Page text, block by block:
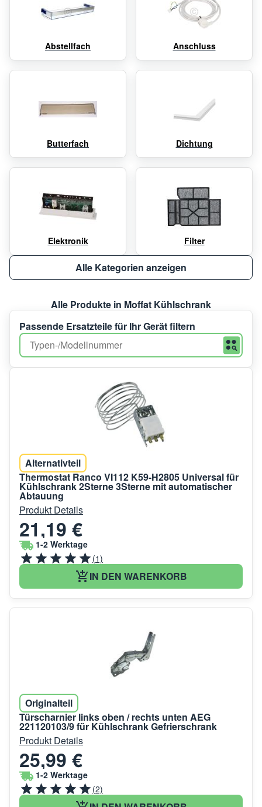
Abstellfach Anschluss
Butterfach Dichtung
Elektronik Filter
Alle Kategorien anzeigen
Alle Produkte in Moffat Kühlschrank
Passende Ersatzteile für Ihr Gerät filtern
Alternativteil
Thermostat Ranco VI112 K59-H2805 Universal für
Kühlschrank 2Sterne 3Sterne mit automatischer
Abtauung
Produkt Details
21,19 €
1-2 Werktage
(1)
IN DEN WARENKORB
Originalteil
Türscharnier links oben / rechts unten AEG
221120103/9 für Kühlschrank Gefrierschrank
Produkt Details
25,99 €
1-2 Werktage
(2)